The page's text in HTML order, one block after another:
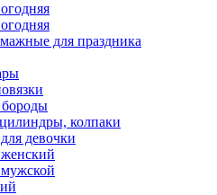
для праздника
колпаки
девочки